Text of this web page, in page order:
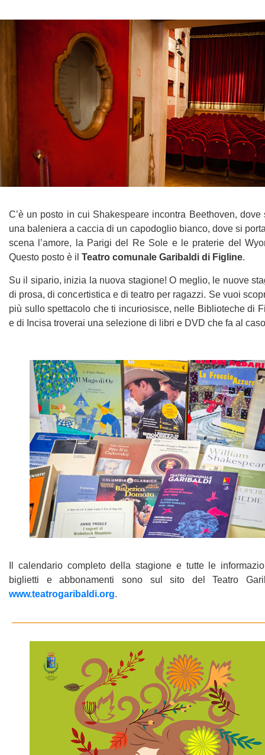
C’è un posto in cui Shakespeare incontra Beethoven, dove
una baleniera a caccia di un capodoglio bianco, dove si
scena l’amore, la Parigi del Re Sole e le praterie del
Questo posto è il Teatro comunale Garibaldi di Figline.
Su il sipario, inizia la nuova stagione! O meglio, le nuove
di prosa, di concertistica e di teatro per ragazzi. Se vuoi
più sullo spettacolo che ti incuriosisce, nelle Biblioteche di
e di Incisa troverai una selezione di libri e DVD che fa al
Il calendario completo della stagione e tutte le
biglietti e abbonamenti sono sul sito del Teatro
www.teatrogaribaldi.org.